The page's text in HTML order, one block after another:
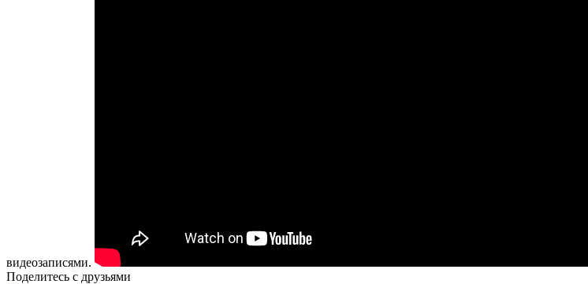
видеозаписями.
Поделитесь с друзьями